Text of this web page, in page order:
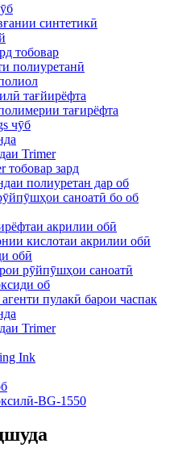
синтетикӣ
тобовар
полиуретанӣ
тағйирёфта
тағирёфта
чӯб
Trimer
тобовар зард
полиуретан дар об
саноатӣ бо об
акрилии обӣ
кислотаи акрилии обӣ
обӣ
рӯйпӯшҳои саноатӣ
об
пулакӣ барои часпак
Trimer
Ink
BG-1550